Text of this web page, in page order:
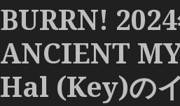
BURRN! 2024
ANCIENT
Hal (Key)の